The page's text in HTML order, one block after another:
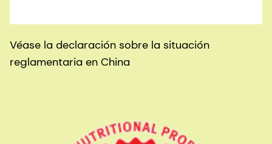
Véase la declaración sobre la situación
reglamentaria en China